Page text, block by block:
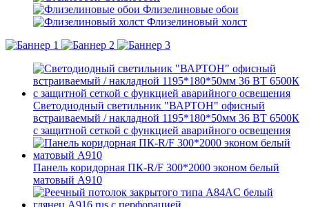
Флизелиновые обои
Флизелиновый холст
Светодиодный светильник "ВАРТОН" офисный
встраиваемый / накладной 1195*180*50мм 36 ВТ 6500К
с защитной сеткой с функцией аварийного освещения
Панель коридорная ПК-R/F 300*2000 эконом белый
матовый А910